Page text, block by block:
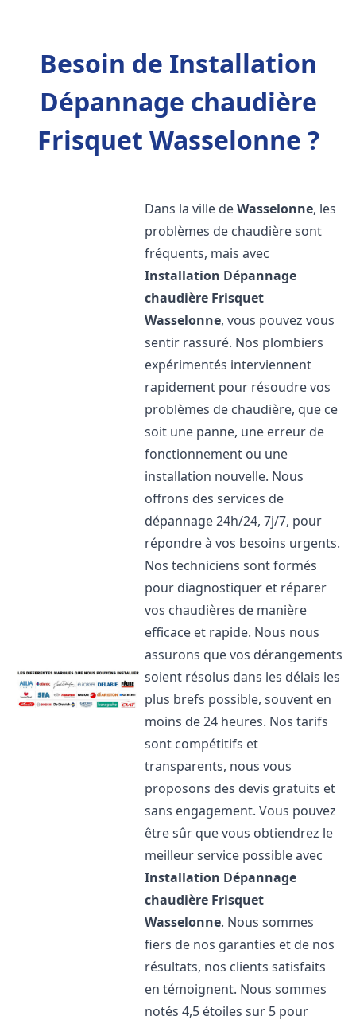
Besoin de Installation
Dépannage chaudière
Frisquet Wasselonne ?
Dans la ville deWasselonne, les
problèmes de chaudière sont
fréquents, mais avec
Installation Dépannage
chaudière Frisquet
Wasselonne, vous pouvez vous
sentir rassuré. Nos plombiers
expérimentés interviennent
rapidement pour résoudre vos
problèmes de chaudière, que ce
soit une panne, une erreur de
fonctionnement ou une
installation nouvelle. Nous
offrons des services de
dépannage 24h/24, 7j/7, pour
répondre à vos besoins urgents.
Nos techniciens sont formés
pour diagnostiquer et réparer
vos chaudières de manière
efficace et rapide. Nous nous
assurons que vos dérangements
soient résolus dans les délais les
plus brefs possible, souvent en
moins de 24 heures. Nos tarifs
sont compétitifs et
transparents, nous vous
proposons des devis gratuits et
sans engagement. Vous pouvez
être sûr que vous obtiendrez le
meilleur service possible avec
Installation Dépannage
chaudière Frisquet
Wasselonne. Nous sommes
fiers de nos garanties et de nos
résultats, nos clients satisfaits
en témoignent. Nous sommes
notés 4,5 étoiles sur 5 pour